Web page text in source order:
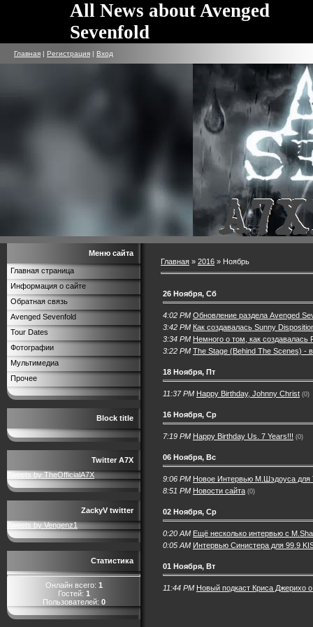
All News about Avenged
Sevenfold
Главная | Регистрация | Вход
Меню сайта
Главная страница
Информация о сайте
Обратная связь
Avenged Sevenfold
Tour Dates
Фотографии
Мультимедиа
Прочее
Block title
Twitter A7X
Tweets by TheOfficialA7X
ZackyV twitter
Tweets by Vengenz1
Статистика
Онлайн всего: 1
Гостей: 1
Пользователей: 0
Главная » 2016 » Ноябрь
26 Ноября, Сб
4:02 PM Обновление раздела Avenged
3:42 PM Как создавалась Sunny
3:34 PM Немного о том, как создавалась
3:22 PM The Stage (Behind The Scenes) -
18 Ноября, Пт
11:37 PM Happy Birthday, Johnny Christ (0)
16 Ноября, Ср
7:19 PM Happy Birthday Us. 7 Years!!! (0)
06 Ноября, Вс
9:06 PM Новое Интервью М.Шэдоуса для
8:51 PM Новости сайта (0)
02 Ноября, Ср
0:20 AM Ещё несколько интервью с
0:05 AM Интервью Синистера для 99.9
01 Ноября, Вт
11:44 PM Новый подкаст Криса Джерихо